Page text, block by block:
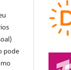
pode